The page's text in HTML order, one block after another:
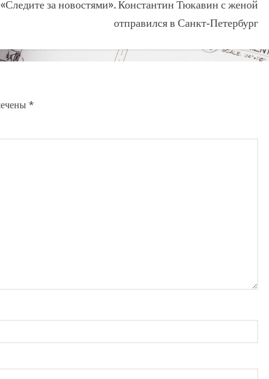
«Следите за новостями». Константин Тюкавин с женой
отправился в Санкт‑Петербург
*